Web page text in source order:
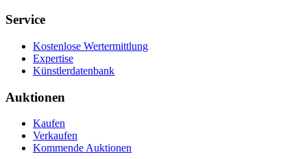
Service
Kostenlose Wertermittlung
Expertise
Künstlerdatenbank
Auktionen
Kaufen
Verkaufen
Kommende Auktionen